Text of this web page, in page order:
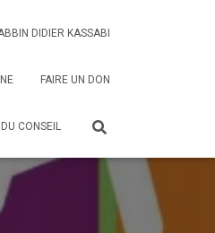
DIDIER KASSABI
FAIRE UN DON
CONSEIL